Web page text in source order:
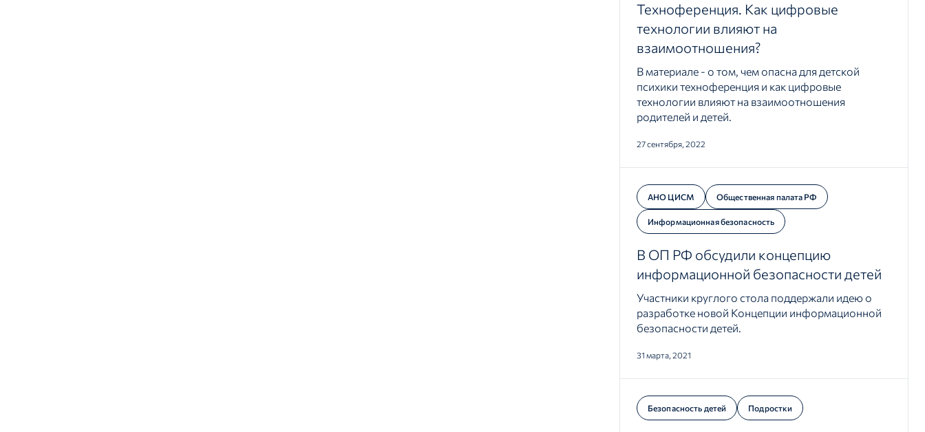
Техноференция. Как цифровые
технологии влияют на
взаимоотношения?
В материале - о том, чем опасна для детской
психики техноференция и как цифровые
технологии влияют на взаимоотношения
родителей и детей.
27 сентября, 2022
АНО ЦИСМ Общественная палата РФ
Информационная безопасность
В ОП РФ обсудили концепцию
информационной безопасности детей
Участники круглого стола поддержали идею о
разработке новой Концепции информационной
безопасности детей.
31 марта, 2021
Безопасность детей Подростки